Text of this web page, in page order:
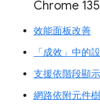
Chrome 135
效能面板改善
「成效」中的
支援依階段顯
網路依附元件